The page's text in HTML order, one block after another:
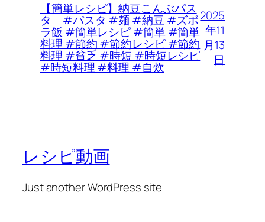
【簡単レシピ】納豆こんぶパス
タ #パスタ #麺 #納豆 #ズボ
ラ飯 #簡単レシピ #簡単 #簡単
料理 #節約 #節約レシピ #節約
料理 #貧乏 #時短 #時短レシピ
#時短料理 #料理 #自炊
2025
年11
月13
日
レシピ動画
Just another WordPress site